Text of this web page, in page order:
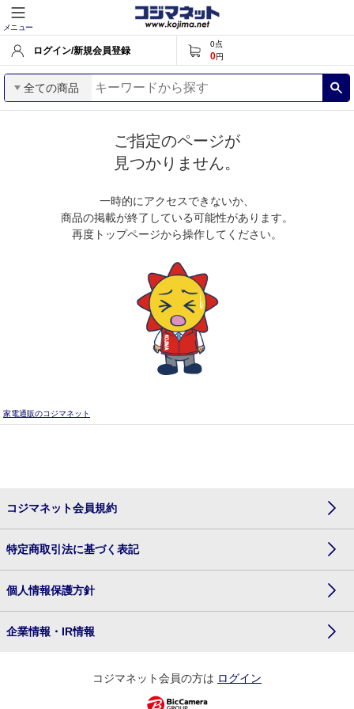
メニュー
ログイン/新規会員登録
0点
0円
全ての商品
ご指定のページが
見つかりません。
一時的にアクセスできないか、
商品の掲載が終了している可能性があります。
再度トップページから操作してください。
家電通販のコジマネット
コジマネット会員規約
特定商取引法に基づく表記
個人情報保護方針
企業情報・IR情報
コジマネット会員の方は ログイン